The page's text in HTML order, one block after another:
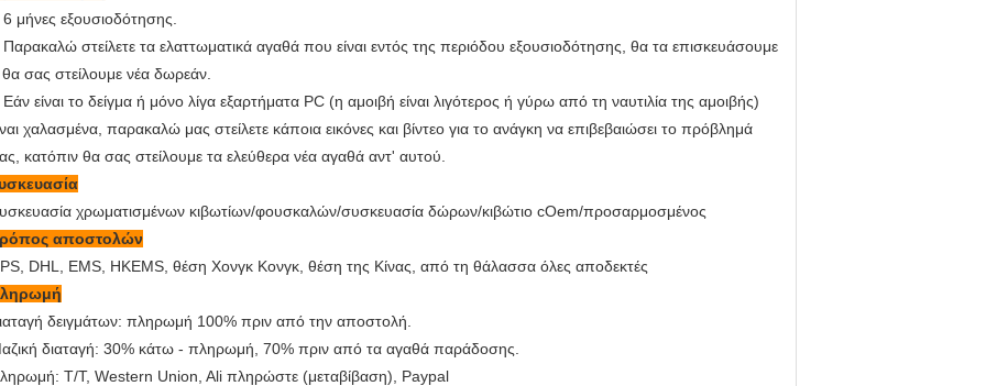
6 μήνες εξουσιοδότησης.
Παρακαλώ στείλετε τα ελαττωματικά αγαθά που είναι εντός της περιόδου εξουσιοδότησης, θα τα επισκευάσουμε
σας στείλουμε νέα δωρεάν.
Εάν είναι το δείγμα ή μόνο λίγα εξαρτήματα PC (η αμοιβή είναι λιγότερος ή γύρω από τη ναυτιλία της αμοιβής)
χαλασμένα, παρακαλώ μας στείλετε κάποια εικόνες και βίντεο για το ανάγκη να επιβεβαιώσει το πρόβλημά
κατόπιν θα σας στείλουμε τα ελεύθερα νέα αγαθά αντ' αυτού.
χρωματισμένων κιβωτίων/φουσκαλών/συσκευασία δώρων/κιβώτιο cOem/προσαρμοσμένος
αποστολών
DHL, EMS, HKEMS, θέση Χονγκ Κονγκ, θέση της Κίνας, από τη θάλασσα όλες αποδεκτές
δειγμάτων: πληρωμή 100% πριν από την αποστολή.
διαταγή: 30% κάτω - πληρωμή, 70% πριν από τα αγαθά παράδοσης.
T/T, Western Union, Ali πληρώστε (μεταβίβαση), Paypal